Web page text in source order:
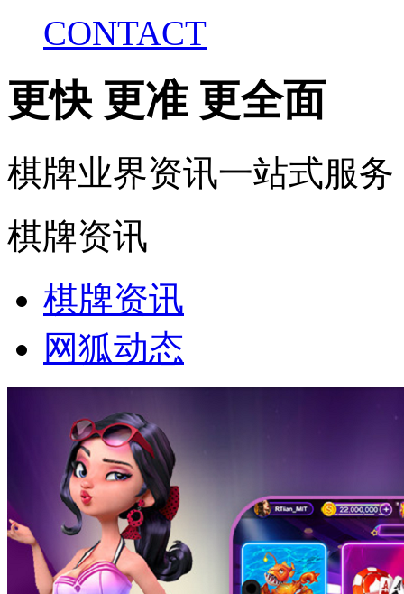
CONTACT
更快 更准 更全面
棋牌业界资讯一站式服务
棋牌资讯
棋牌资讯
网狐动态